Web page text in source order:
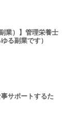
業）】管理栄養士
る副業です）
サポートするた